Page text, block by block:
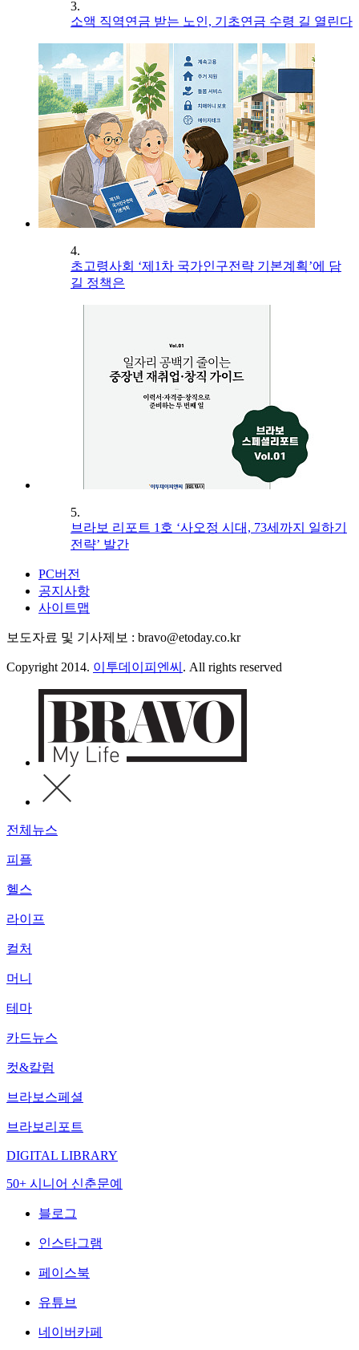
3.
소액 직역연금 받는 노인, 기초연금 수령 길 열린다
4.
초고령사회 ‘제1차 국가인구전략 기본계획’에 담
길 정책은
5.
브라보 리포트 1호 ‘사오정 시대, 73세까지 일하기
전략’ 발간
PC버전
공지사항
사이트맵
보도자료 및 기사제보 : bravo@etoday.co.kr
Copyright 2014. 이투데이피엔씨 . All rights reserved
전체뉴스
피플
헬스
라이프
컬처
머니
테마
카드뉴스
컷&칼럼
브라보스페셜
브라보리포트
DIGITAL LIBRARY
50+ 시니어 신춘문예
블로그
인스타그램
페이스북
유튜브
네이버카페